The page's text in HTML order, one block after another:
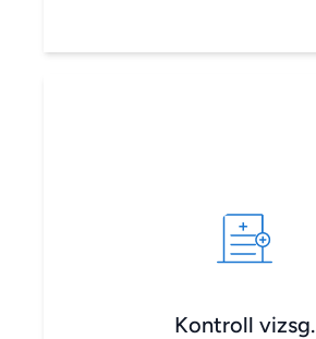
Kontroll vizsg.